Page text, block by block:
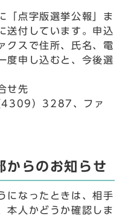
「点字版選挙公報」ま
送付しています。申込
クスで住所、氏名、電
度申し込むと、今後選
せ先
）3287、ファ
からのお知らせ
になったときは、相手
本人かどうか確認しま